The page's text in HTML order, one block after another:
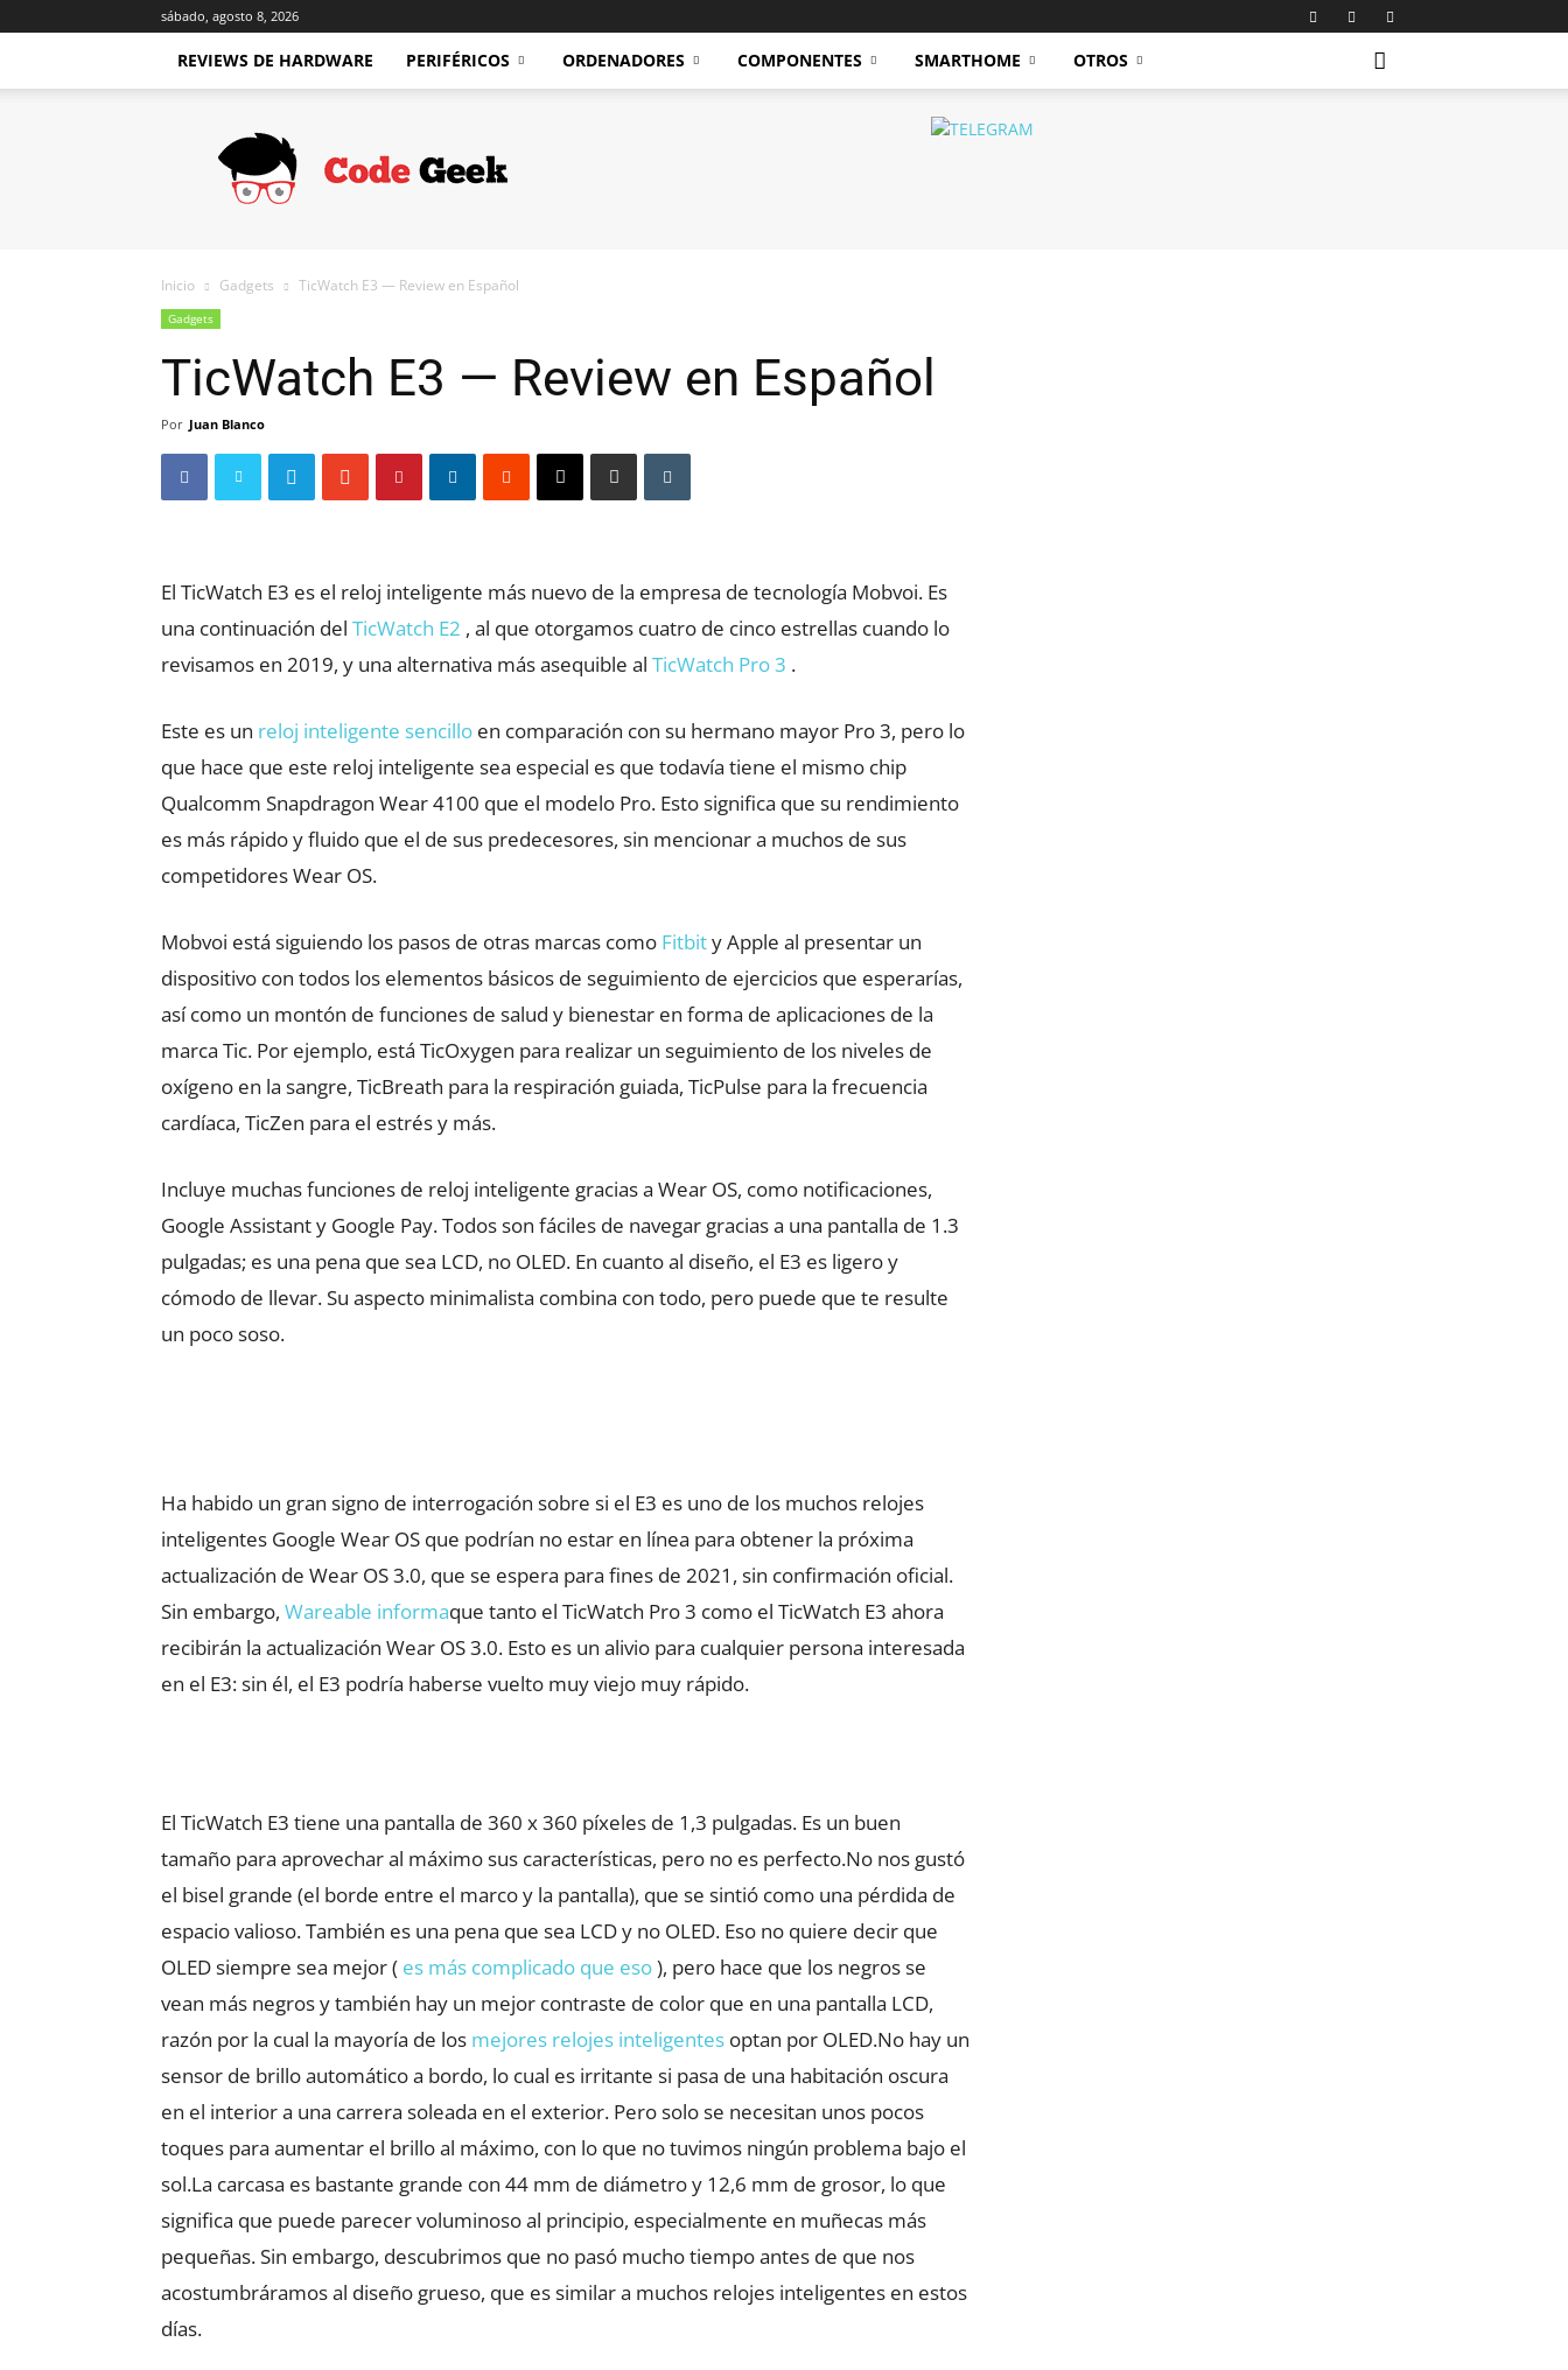
sábado, agosto 8, 2026
REVIEWS DE HARDWARE PERIFÉRICOS ORDENADORES COMPONENTES SMARTHOME OTROS
Code
Geek
Inicio Gadgets TicWatch E3 — Review en Español
Gadgets
TicWatch E3 — Review en Español
Por Juan Blanco
El TicWatch E3 es el reloj inteligente más nuevo de la empresa de tecnología Mobvoi. Es
una continuación del TicWatch E2 , al que otorgamos cuatro de cinco estrellas cuando lo
revisamos en 2019, y una alternativa más asequible al TicWatch Pro 3 .
Este es un reloj inteligente sencillo en comparación con su hermano mayor Pro 3, pero lo
que hace que este reloj inteligente sea especial es que todavía tiene el mismo chip
Qualcomm Snapdragon Wear 4100 que el modelo Pro. Esto significa que su rendimiento
es más rápido y fluido que el de sus predecesores, sin mencionar a muchos de sus
competidores Wear OS.
Mobvoi está siguiendo los pasos de otras marcas como Fitbity Apple al presentar un
dispositivo con todos los elementos básicos de seguimiento de ejercicios que esperarías,
así como un montón de funciones de salud y bienestar en forma de aplicaciones de la
marca Tic. Por ejemplo, está TicOxygen para realizar un seguimiento de los niveles de
oxígeno en la sangre, TicBreath para la respiración guiada, TicPulse para la frecuencia
cardíaca, TicZen para el estrés y más.
Incluye muchas funciones de reloj inteligente gracias a Wear OS, como notificaciones,
Google Assistant y Google Pay. Todos son fáciles de navegar gracias a una pantalla de 1.3
pulgadas; es una pena que sea LCD, no OLED. En cuanto al diseño, el E3 es ligero y
cómodo de llevar. Su aspecto minimalista combina con todo, pero puede que te resulte
un poco soso.
Ha habido un gran signo de interrogación sobre si el E3 es uno de los muchos relojes
inteligentes Google Wear OS que podrían no estar en línea para obtener la próxima
actualización de Wear OS 3.0, que se espera para fines de 2021, sin confirmación oficial.
Sin embargo, Wareable informa(se
abre
en
que tanto el TicWatch Pro 3 como el TicWatch E3 ahora
recibirán la actualización Wear OS 3.0. Esto es un alivio para cualquier persona interesada
en el E3: sin él, el E3 podría haberse vuelto muy viejo muy rápido.
El TicWatch E3 tiene una pantalla de 360 ​​x 360 píxeles de 1,3 pulgadas. Es un buen
tamaño para aprovechar al máximo sus características, pero no es perfecto.No nos gustó
el bisel grande (el borde entre el marco y la pantalla), que se sintió como una pérdida de
espacio valioso. También es una pena que sea LCD y no OLED. Eso no quiere decir que
OLED siempre sea mejor ( es más complicado que eso), pero hace que los negros se
vean más negros y también hay un mejor contraste de color que en una pantalla LCD,
razón por la cual la mayoría de los mejores relojes inteligentes optan por OLED.No hay un
sensor de brillo automático a bordo, lo cual es irritante si pasa de una habitación oscura
en el interior a una carrera soleada en el exterior. Pero solo se necesitan unos pocos
toques para aumentar el brillo al máximo, con lo que no tuvimos ningún problema bajo el
sol.La carcasa es bastante grande con 44 mm de diámetro y 12,6 mm de grosor, lo que
significa que puede parecer voluminoso al principio, especialmente en muñecas más
pequeñas. Sin embargo, descubrimos que no pasó mucho tiempo antes de que nos
acostumbráramos al diseño grueso, que es similar a muchos relojes inteligentes en estos
días.